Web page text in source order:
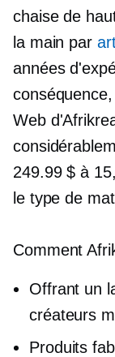
chaise de
la main par
années
Web
249.99 $ à
le type de
Comment
Offrant un
créateurs
Produits